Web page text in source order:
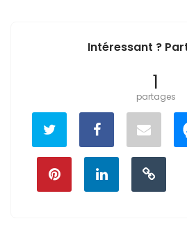
Intéressant ?
1
partages